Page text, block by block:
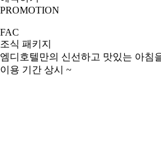
PROMOTION
FAC
조식 패키지
엠디호텔만의 신선하고 맛있는 아침
이용 기간 상시 ~